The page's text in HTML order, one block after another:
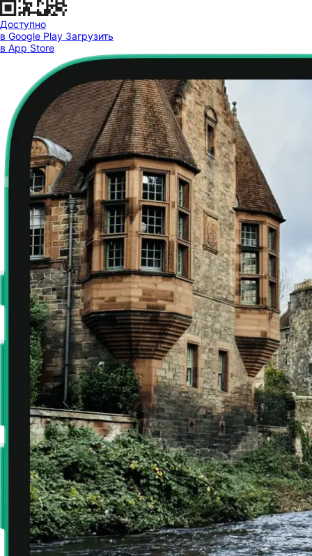
Доступно
в Google Play Загрузить
в App Store